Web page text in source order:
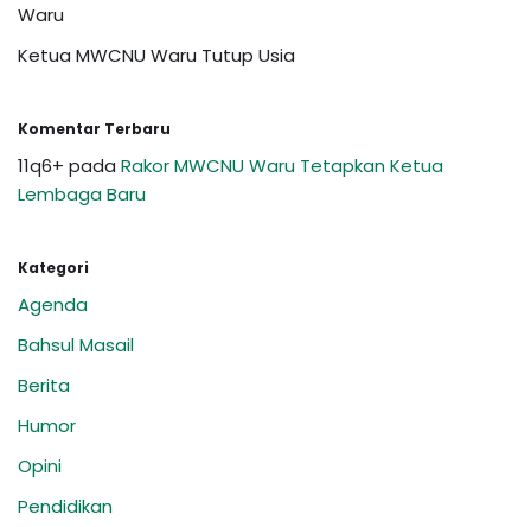
Waru
Ketua MWCNU Waru Tutup Usia
Komentar Terbaru
11q6+ pada Rakor MWCNU Waru Tetapkan Ketua
Lembaga Baru
Kategori
Agenda
Bahsul Masail
Berita
Humor
Opini
Pendidikan